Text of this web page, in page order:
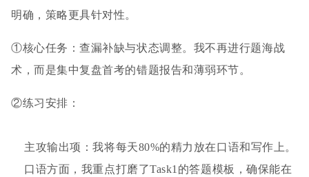
明确，策略更具针对性。
①核心任务：查漏补缺与状态调整。我不再进行题海战
术，而是集中复盘首考的错题报告和薄弱环节。
②练习安排：
主攻输出项：我将每天80%的精力放在口语和写作上。
口语方面，我重点打磨了Task1的答题模板，确保能在